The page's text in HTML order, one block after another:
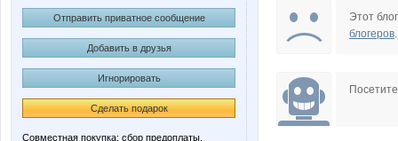
Отправить приватное сообщение
Добавить в друзья
Игнорировать
Сделать подарок
Совместная покупка: сбор предоплаты,
Djonso
Этот
блогеров.